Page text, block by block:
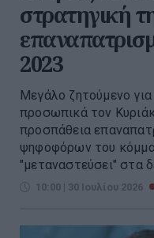
στρατηγική
2023
Μεγάλο ζητούμενο
προσωπικά τον
προσπάθεια
ψηφοφόρων του
"μεταναστεύσει" στα
10:00 | 30 Ιουλίου 2026